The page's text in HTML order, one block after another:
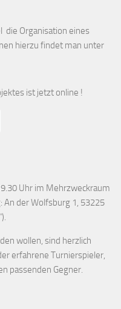
die Organisation eines
hierzu findet man unter
ist jetzt online !
Uhr im Mehrzweckraum
An der Wolfsburg 1, 53225
wollen, sind herzlich
erfahrene Turnierspieler,
passenden Gegner.